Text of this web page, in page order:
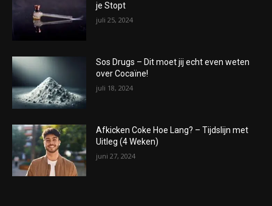
je Stopt
juli 25, 2024
Sos Drugs – Dit moet jij echt even weten
over Cocaïne!
juli 18, 2024
Afkicken Coke Hoe Lang? – Tijdslijn met
Uitleg (4 Weken)
juni 27, 2024